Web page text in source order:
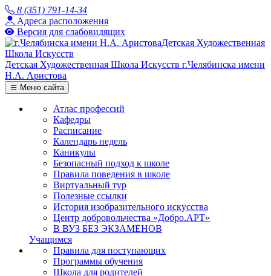
8 (351) 791-14-34
Адреса расположения
Версия для слабовидящих
Детская Художественная Школа Искусств г.Челябинска имени
Н.А. Аристова
Меню сайта
Атлас профессий
Кафедры
Расписание
Календарь недель
Каникулы
Безопасный подход к школе
Правила поведения в школе
Виртуальный тур
Полезные ссылки
История изобразительного искусства
Центр добровольчества «Добро.АРТ»
В ВУЗ БЕЗ ЭКЗАМЕНОВ
Учащимся
Правила для поступающих
Программы обучения
Школа для родителей